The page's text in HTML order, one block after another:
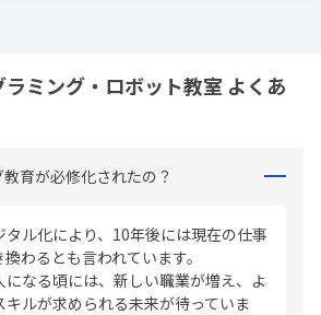
ミング・ロボット教室 よくあ
育が必修化されたの？
ル化により、10年後には現在の仕事
わるとも言われています。
になる頃には、新しい職業が増え、よ
キルが求められる未来が待っていま